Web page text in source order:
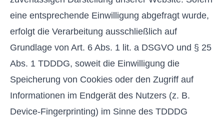
eine entsprechende Einwilligung abgefragt wurde,
erfolgt die Verarbeitung ausschließlich auf
Grundlage von Art. 6 Abs. 1 lit. a DSGVO und § 25
Abs. 1 TDDDG, soweit die Einwilligung die
Speicherung von Cookies oder den Zugriff auf
Informationen im Endgerät des Nutzers (z. B.
Device-Fingerprinting) im Sinne des TDDDG